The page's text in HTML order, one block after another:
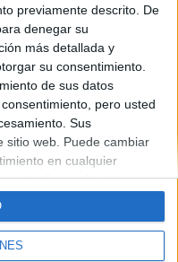
previamente descrito. De
denegar su
más detallada y
su consentimiento.
de sus datos
pero usted
Sus
sitio web. Puede cambiar
en cualquier
clic en el botón
web.
|Anúnciate
generales
- Diego de León 47 - 28006
91 593 2767